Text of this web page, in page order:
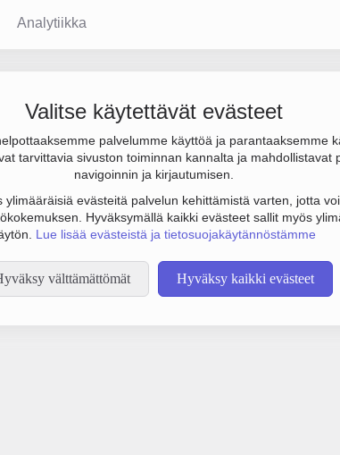
Analytiikka
Valitse käytettävät evästeet
palvelumme käyttöä ja parantaaksemme
tarvittavia sivuston toiminnan kannalta ja mahdollistavat
navigoinnin ja kirjautumisen.
ylimääräisiä evästeitä palvelun kehittämistä varten, jotta
Hyväksymällä kaikki evästeet sallit myös
Lue lisää evästeistä ja tietosuojakäytännöstämme
välttämättömät Hyväksy kaikki evästeet
botinestovarmennusta sivustollamme. Suoritathan alla